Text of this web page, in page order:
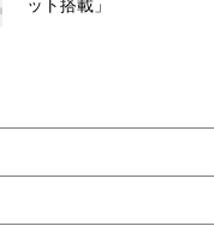
ット搭載」